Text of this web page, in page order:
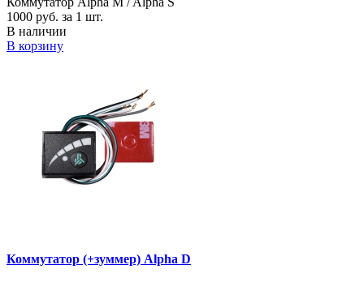
1000 руб. за 1 шт.
В наличии
В корзину
Коммутатор (+зуммер) Alpha D